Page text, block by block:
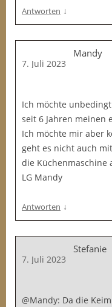
Antworten ↓
Mandy
7. Juli 2023
Ich möchte
seit 6 Jahren meinen
Ich möchte mir aber
geht es nicht auch
die Küchenmaschine
LG Mandy
Antworten ↓
Stefanie
7. Juli 2023
@Mandy: Da die